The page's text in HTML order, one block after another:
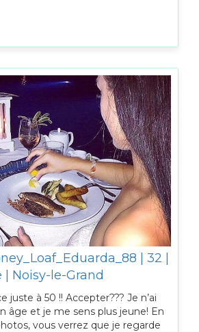
| 32 |
| Noisy-le-Grand
juste à 50 !! Accepter??? Je n’ai
âge et je me sens plus jeune! En
vous verrez que je regarde